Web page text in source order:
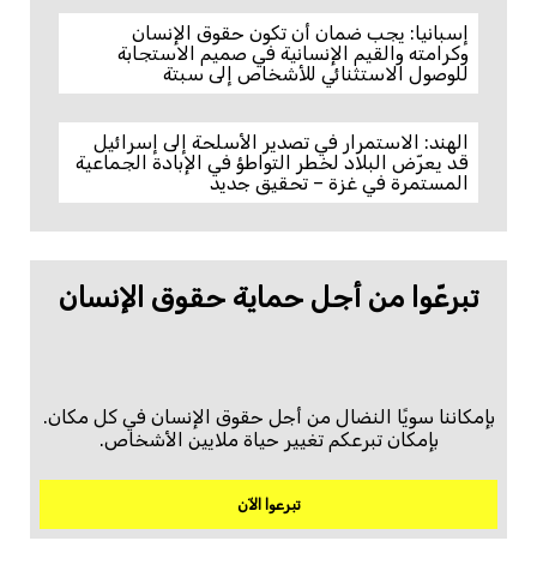
إسبانيا: يجب ضمان أن تكون حقوق الإنسان
وكرامته والقيم الإنسانية في صميم الاستجابة
للوصول الاستثنائي للأشخاص إلى سبتة
الهند: الاستمرار في تصدير الأسلحة إلى إسرائيل
قد يعرّض البلاد لخطر التواطؤ في الإبادة الجماعية
المستمرة في غزة – تحقيق جديد
تبرعّوا من أجل حماية حقوق الإنسان
بإمكاننا سويًا النضال من أجل حقوق الإنسان في كل مكان.
بإمكان تبرعكم تغيير حياة ملايين الأشخاص.
تبرعوا الآن